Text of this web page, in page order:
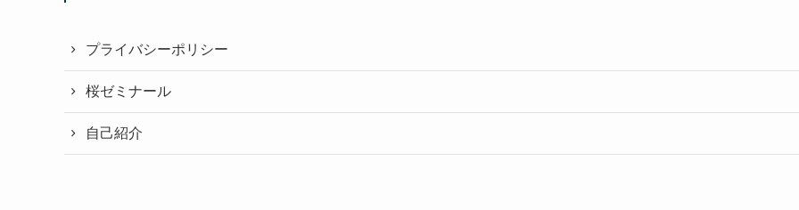
プライバシーポリシー
桜ゼミナール
自己紹介